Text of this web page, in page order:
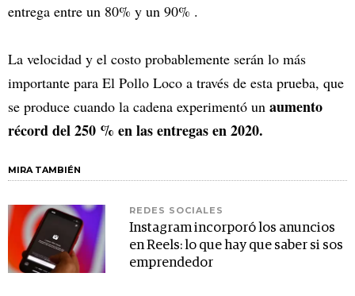
entrega entre un 80% y un 90% .
La velocidad y el costo probablemente serán lo más
importante para El Pollo Loco a través de esta prueba, que
se produce cuando la cadena experimentó un aumento
récord del 250 % en las entregas en 2020.
MIRA TAMBIÉN
REDES SOCIALES
Instagram incorporó los anuncios
en Reels: lo que hay que saber si sos
emprendedor